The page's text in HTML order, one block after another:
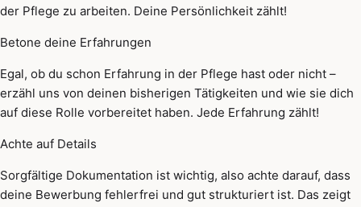
der Pflege zu arbeiten. Deine Persönlichkeit zählt!
Betone deine Erfahrungen
Egal, ob du schon Erfahrung in der Pflege hast oder nicht –
erzähl uns von deinen bisherigen Tätigkeiten und wie sie dich
auf diese Rolle vorbereitet haben. Jede Erfahrung zählt!
Achte auf Details
Sorgfältige Dokumentation ist wichtig, also achte darauf, dass
deine Bewerbung fehlerfrei und gut strukturiert ist. Das zeigt